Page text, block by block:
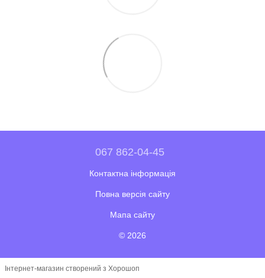
067 862-04-45
Контактна інформація
Повна версія сайту
Мапа сайту
© 2026
Інтернет-магазин створений з Хорошоп